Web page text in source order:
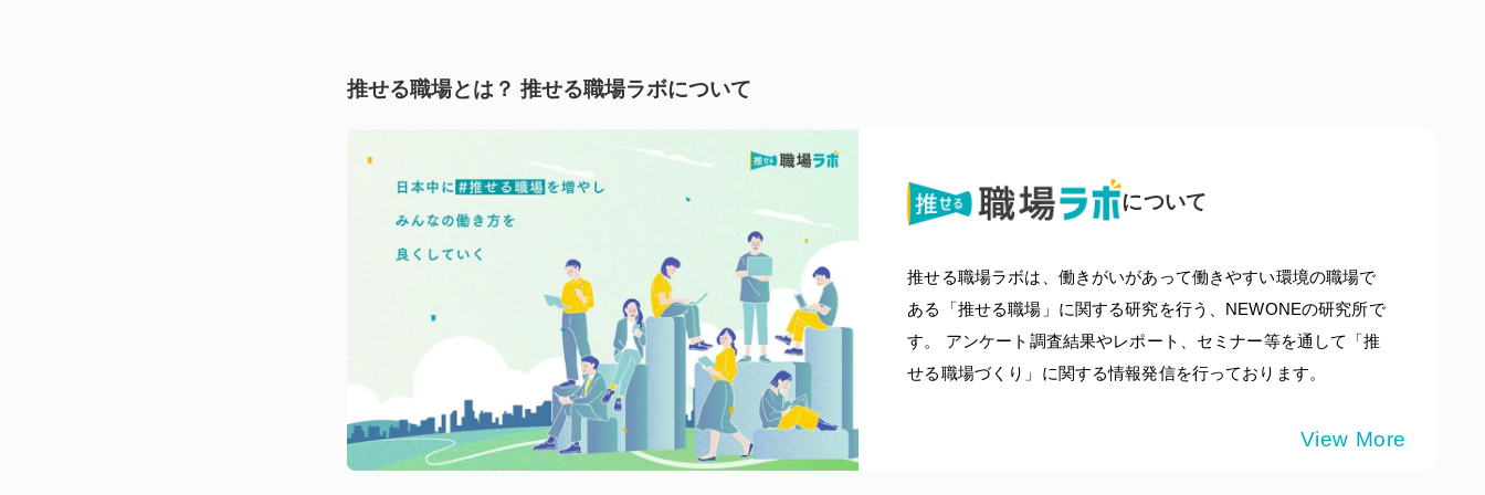
推せる職場とは？ 推せる職場ラボについて
について
推せる職場ラボは、働きがいがあって働きやすい環境の職場で
ある「推せる職場」に関する研究を行う、NEWONEの研究所で
す。 アンケート調査結果やレポート、セミナー等を通して「推
せる職場づくり」に関する情報発信を行っております。
View More